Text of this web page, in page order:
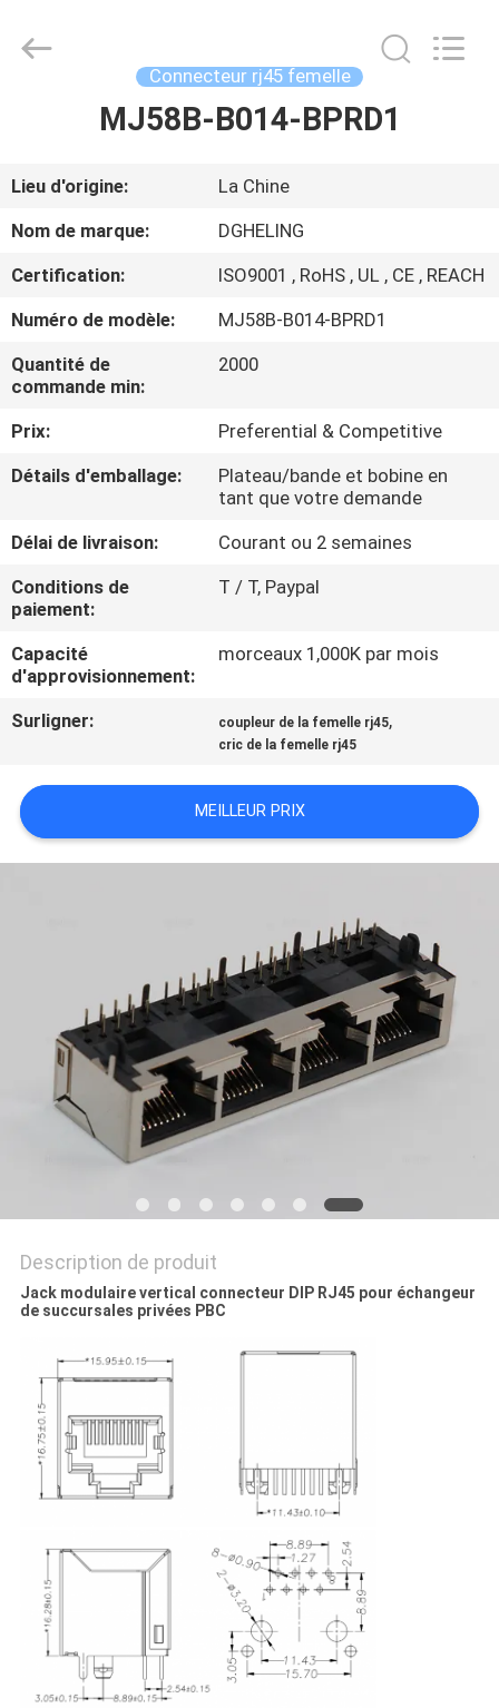
MAISON
PRODUITS
AU
DE
NOUS
VISITE
D'USINE
CONTRÔLE
DE
QUALITÉ
NOUS
DEMANDEZ
UNE
SITE
POLITIQUE
DE
PROTECTION
DE
VIE
PRIVÉE
Ltd..
Connecteur rj45 femelle
MJ58B-B014-BPRD1
Lieu d'origine:
La Chine
Nom de marque:
DGHELING
Certification:
ISO9001 , RoHS , UL , CE , REACH
Numéro de modèle:
MJ58B-B014-BPRD1
Quantité de
commande min:
2000
Prix:
Preferential & Competitive
Détails d'emballage:
Plateau/bande et bobine en
tant que votre demande
Délai de livraison:
Courant ou 2 semaines
Conditions de
paiement:
T / T, Paypal
Capacité
d'approvisionnement:
morceaux 1,000K par mois
Surligner: coupleur de la femelle rj45,
cric de la femelle rj45
MEILLEUR PRIX
Description de produit
Jack modulaire vertical connecteur DIP RJ45 pour échangeur
de succursales privées PBC